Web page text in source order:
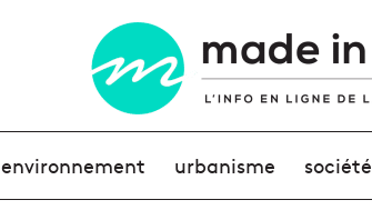
environnement urbanisme société